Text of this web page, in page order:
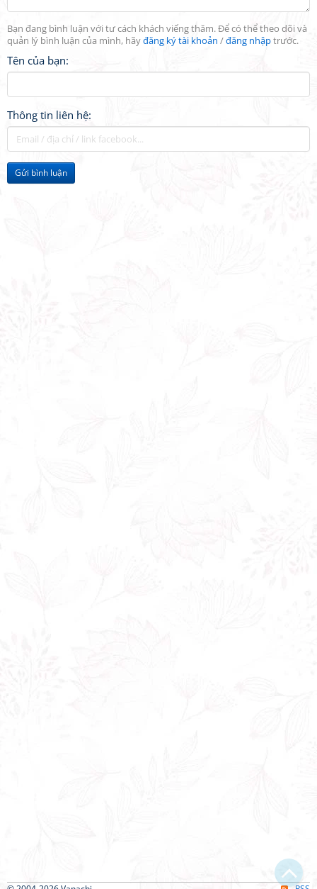
Bạn đang bình luận với tư cách khách viếng thăm. Để có thể theo dõi và
quản lý bình luận của mình, hãyđăng ký tài khoản /đăng nhậptrước.
Tên của bạn:
Thông tin liên hệ:
Gửi bình luận